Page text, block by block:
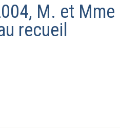
M. et Mme
recueil